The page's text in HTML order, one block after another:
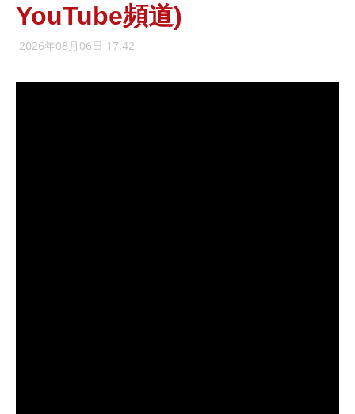
YouTube頻道)
2026年08月06日 17:42